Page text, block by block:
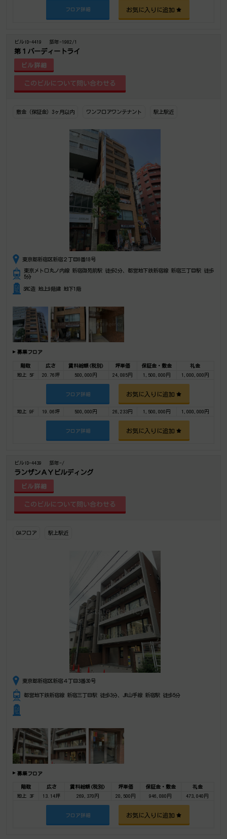
フロア詳細 お気に入りに追加
ビルID-4419 築年-1982/1
第１バーディートライ
ビル詳細
敷金（保証金）3ヶ月以内 ワンフロアワンテナント 駅上駅近
東京都新宿区新宿２丁目8番18号
東京メトロ丸ノ内線 新宿御苑前駅 徒歩2分、都営地下鉄新宿線 新宿三丁目駅 徒歩
5分
SRC造 地上9階建 地下1階
募集フロア
階数 広さ 賃料総額(税別) 坪単価 保証金・敷金
礼金
地上 5F
20.76坪 500,000円 24,085円 1,500,000円 1,000,000円
フロア詳細 お気に入りに追加
地上 9F 19.06坪 500,000円 26,233円 1,500,000円 1,000,000円
フロア詳細 お気に入りに追加
ビルID-4439 築年-/
ランザンＡＹビルディング
ビル詳細
OAフロア 駅上駅近
東京都新宿区新宿４丁目3番30号
都営地下鉄新宿線 新宿三丁目駅 徒歩3分、JR山手線 新宿駅 徒歩5分
募集フロア
階数 広さ 賃料総額(税別) 坪単価 保証金・敷金
礼金
地上 3F
13.14坪 269,370円 20,500円 946,080円 473,040円
フロア詳細 お気に入りに追加